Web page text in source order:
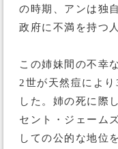
の時期、アンは独
政府に不満を持つ
この姉妹間の不幸
2世が天然痘によ
した。姉の死に際
セント・ジェーム
しての公的な地位